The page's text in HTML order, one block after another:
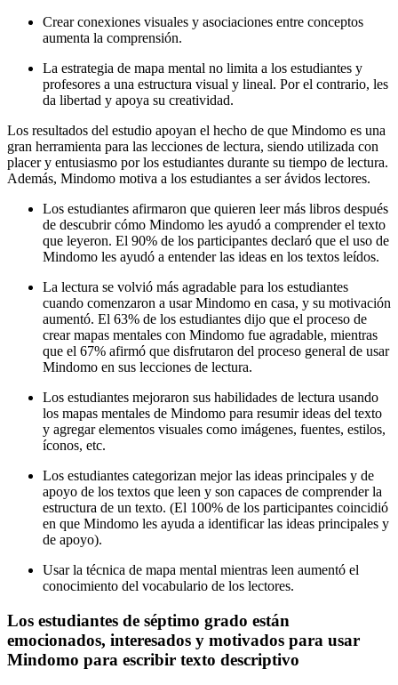
Crear conexiones visuales y asociaciones entre conceptos
aumenta la comprensión.
La estrategia de mapa mental no limita a los estudiantes y
profesores a una estructura visual y lineal. Por el contrario, les
da libertad y apoya su creatividad.
Los resultados del estudio apoyan el hecho de que Mindomo es una
gran herramienta para las lecciones de lectura, siendo utilizada con
placer y entusiasmo por los estudiantes durante su tiempo de lectura.
Además, Mindomo motiva a los estudiantes a ser ávidos lectores.
Los estudiantes afirmaron que quieren leer más libros después
de descubrir cómo Mindomo les ayudó a comprender el texto
que leyeron. El 90% de los participantes declaró que el uso de
Mindomo les ayudó a entender las ideas en los textos leídos.
La lectura se volvió más agradable para los estudiantes
cuando comenzaron a usar Mindomo en casa, y su motivación
aumentó. El 63% de los estudiantes dijo que el proceso de
crear mapas mentales con Mindomo fue agradable, mientras
que el 67% afirmó que disfrutaron del proceso general de usar
Mindomo en sus lecciones de lectura.
Los estudiantes mejoraron sus habilidades de lectura usando
los mapas mentales de Mindomo para resumir ideas del texto
y agregar elementos visuales como imágenes, fuentes, estilos,
íconos, etc.
Los estudiantes categorizan mejor las ideas principales y de
apoyo de los textos que leen y son capaces de comprender la
estructura de un texto. (El 100% de los participantes coincidió
en que Mindomo les ayuda a identificar las ideas principales y
de apoyo).
Usar la técnica de mapa mental mientras leen aumentó el
conocimiento del vocabulario de los lectores.
Los estudiantes de séptimo grado están
emocionados, interesados y motivados para usar
Mindomo para escribir texto descriptivo